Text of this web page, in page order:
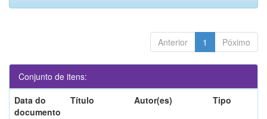
Anterior 1 Póximo
Conjunto de itens:
Data do
documento
Título Autor(es) Tipo